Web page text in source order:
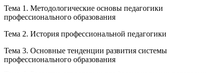
Тема 1. Методологические основы педагогики
профессионального образования
Тема 2. История профессиональной педагогики
Тема 3. Основные тенденции развития системы
профессионального образования